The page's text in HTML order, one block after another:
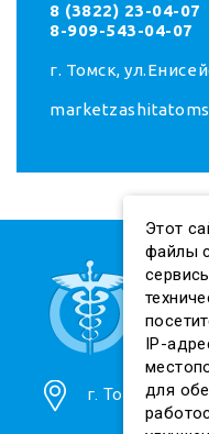
8 (3822) 23-04-07
8-909-543-04-07
г. Томск,
г. Томск, ул.
Этот
файлы
IP-
для